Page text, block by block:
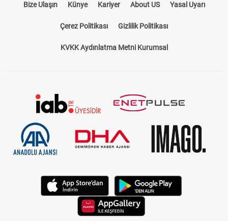
Bize Ulaşın Künye Kariyer About US Yasal Uyarı
Çerez Politikası Gizlilik Politikası
KVKK Aydınlatma Metni Kurumsal